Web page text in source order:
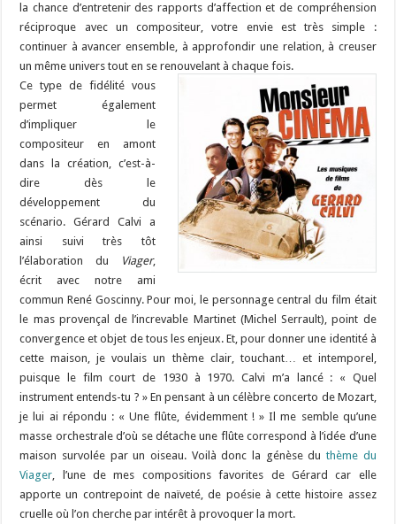
la chance d’entretenir des rapports d’affection et de compréhension
réciproque avec un compositeur, votre envie est très simple :
continuer à avancer ensemble, à approfondir une relation, à creuser
un même univers tout en se renouvelant à chaque fois.
Ce type de fidélité vous
permet également
d’impliquer le
compositeur en amont
dans la création, c’est-à-
dire dès le
développement du
scénario. Gérard Calvi a
ainsi suivi très tôt
l’élaboration du
Viager,
écrit avec notre ami
commun René Goscinny. Pour moi, le personnage central du film était
le mas provençal de l’increvable Martinet (Michel Serrault), point de
convergence et objet de tous les enjeux. Et, pour donner une identité à
cette maison, je voulais un thème clair, touchant… et intemporel,
puisque le film court de 1930 à 1970. Calvi m’a lancé : « Quel
instrument entends-tu ? » En pensant à un célèbre concerto de Mozart,
je lui ai répondu : « Une flûte, évidemment ! » Il me semble qu’une
masse orchestrale d’où se détache une flûte correspond à l’idée d’une
maison survolée par un oiseau. Voilà donc la génèse duthème du
Viager, l’une de mes compositions favorites de Gérard car elle
apporte un contrepoint de naïveté, de poésie à cette histoire assez
cruelle où l’on cherche par intérêt à provoquer la mort.